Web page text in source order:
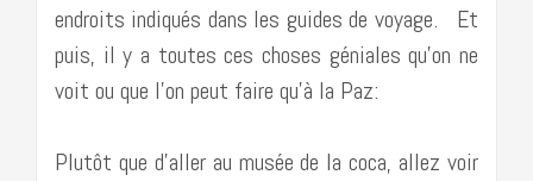
endroits indiqués dans les guides de voyage. Et
puis, il y a toutes ces choses géniales qu’on ne
voit ou que l’on peut faire qu’à la Paz:
Plutôt que d’aller au musée de la coca, allez voir